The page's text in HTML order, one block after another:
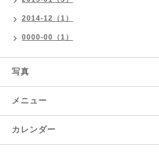
2014-12（1）
0000-00（1）
写真
メニュー
カレンダー